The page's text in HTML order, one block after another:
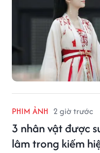
PHIM ẢNH 2 giờ trước
3 nhân vật được
lâm trong kiếm